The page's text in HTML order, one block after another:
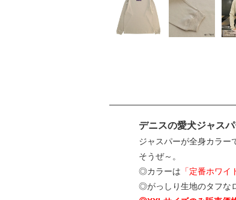
デニスの愛犬ジャス
ジャスパーが全身カラ
そうぜ～。
◎カラーは 「定番ホワイ
◎がっしり生地のタフな